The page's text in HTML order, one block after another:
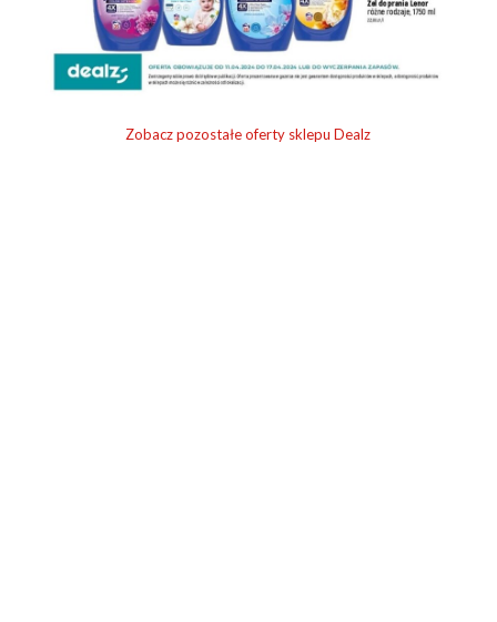
Zobacz pozostałe oferty sklepu Dealz